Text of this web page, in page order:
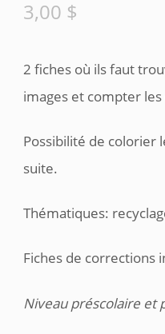
3,00 $
2 fiches où ils faut
images et compter
Possibilité de colorier
suite.
Thématiques:
Fiches de corrections
Niveau préscolaire et